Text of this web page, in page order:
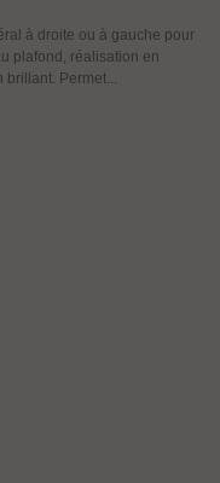
à droite ou à gauche pour
plafond, réalisation en
brillant. Permet...